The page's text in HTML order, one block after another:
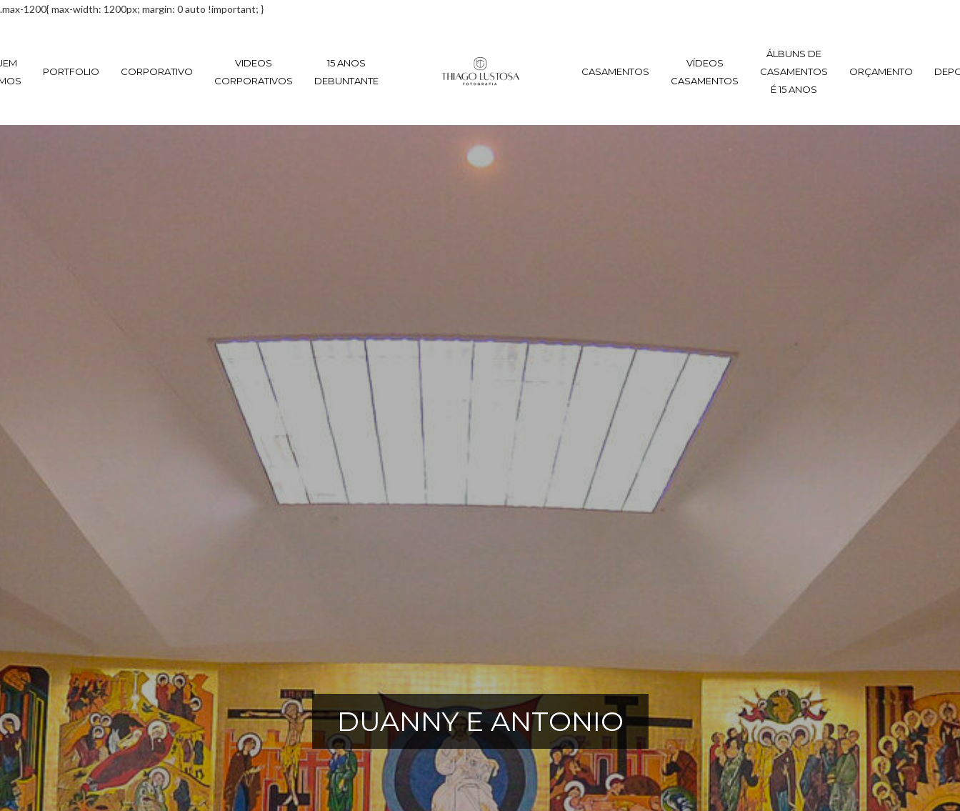
.max-1200{ max-width: 1200px; margin: 0 auto !important; }
PORTFOLIO CORPORATIVO
VIDEOS
CORPORATIVOS
15 ANOS
DEBUNTANTE
CASAMENTOS
VÍDEOS
CASAMENTOS
ÁLBUNS DE
CASAMENTOS
É 15 ANOS
ORÇAMENTO
DUANNY E ANTONIO